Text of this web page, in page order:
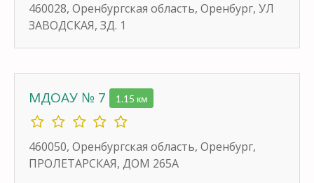
460028, Оренбургская область, Оренбург, УЛ
ЗАВОДСКАЯ, ЗД. 1
МДОАУ № 7 1.15 км
460050, Оренбургская область, Оренбург,
ПРОЛЕТАРСКАЯ, ДОМ 265А